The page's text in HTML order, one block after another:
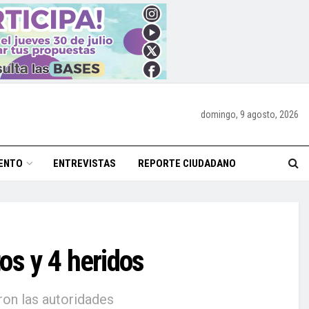
domingo, 9 agosto, 2026
ENTREVISTAS REPORTE CIUDADANO
y 4 heridos
las autoridades